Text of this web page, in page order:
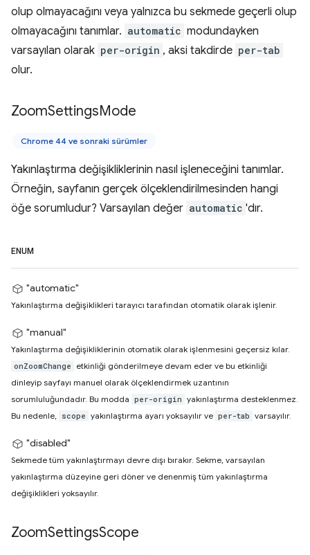
olup olmayacağını veya yalnızca bu sekmede geçerli olup
olmayacağını tanımlar. automatic modundayken
varsayılan olarak per-origin , aksi takdirde per-tab
olur.
ZoomSettingsMode
Chrome 44 ve sonraki sürümler
Yakınlaştırma değişikliklerinin nasıl işleneceğini tanımlar.
Örneğin, sayfanın gerçek ölçeklendirilmesinden hangi
öğe sorumludur? Varsayılan değer automatic 'dır.
ENUM
"automatic"
Yakınlaştırma değişiklikleri tarayıcı tarafından otomatik olarak işlenir.
"manual"
Yakınlaştırma değişikliklerinin otomatik olarak işlenmesini geçersiz kılar.
onZoomChange
etkinliği gönderilmeye devam eder ve bu etkinliği
dinleyip sayfayı manuel olarak ölçeklendirmek uzantının
sorumluluğundadır. Bu modda per-origin yakınlaştırma desteklenmez.
Bu nedenle, scope yakınlaştırma ayarı yoksayılır ve per-tab varsayılır.
"disabled"
Sekmede tüm yakınlaştırmayı devre dışı bırakır. Sekme, varsayılan
yakınlaştırma düzeyine geri döner ve denenmiş tüm yakınlaştırma
değişiklikleri yoksayılır.
ZoomSettingsScope